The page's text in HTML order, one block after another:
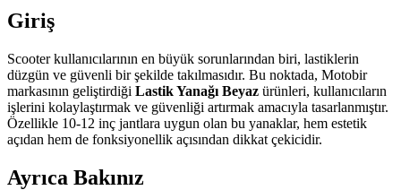
Giriş
Scooter kullanıcılarının en büyük sorunlarından biri, lastiklerin
düzgün ve güvenli bir şekilde takılmasıdır. Bu noktada, Motobir
markasının geliştirdiği Lastik Yanağı Beyaz ürünleri, kullanıcıların
işlerini kolaylaştırmak ve güvenliği artırmak amacıyla tasarlanmıştır.
Özellikle 10-12 inç jantlara uygun olan bu yanaklar, hem estetik
açıdan hem de fonksiyonellik açısından dikkat çekicidir.
Ayrıca Bakınız